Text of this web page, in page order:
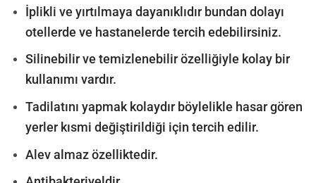
İplikli ve yırtılmaya dayanıklıdır bundan dolayı
otellerde ve hastanelerde tercih edebilirsiniz.
Silinebilir ve temizlenebilir özelliğiyle kolay bir
kullanımı vardır.
Tadilatını yapmak kolaydır böylelikle hasar gören
yerler kısmi değiştirildiği için tercih edilir.
Alev almaz özelliktedir.